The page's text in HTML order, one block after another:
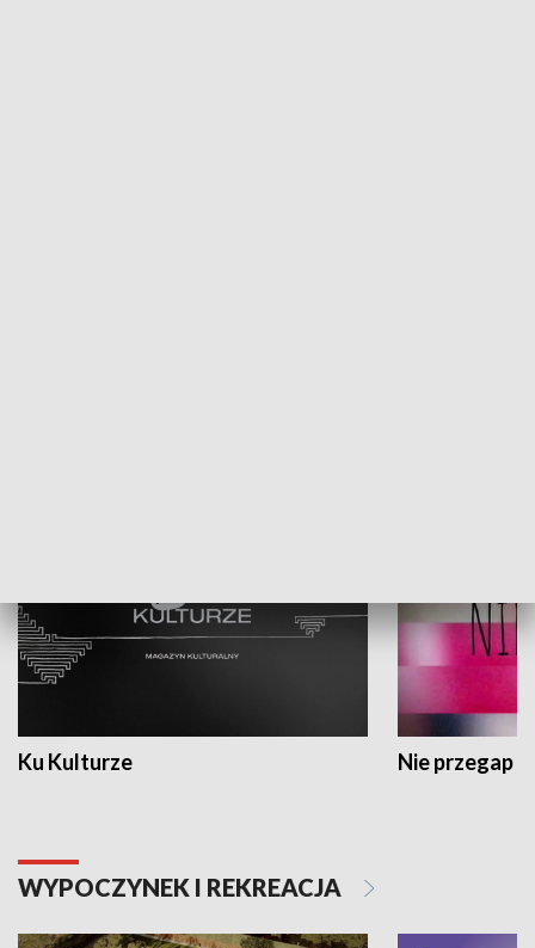
Ku Kulturze Nie przegap
WYPOCZYNEK I REKREACJA